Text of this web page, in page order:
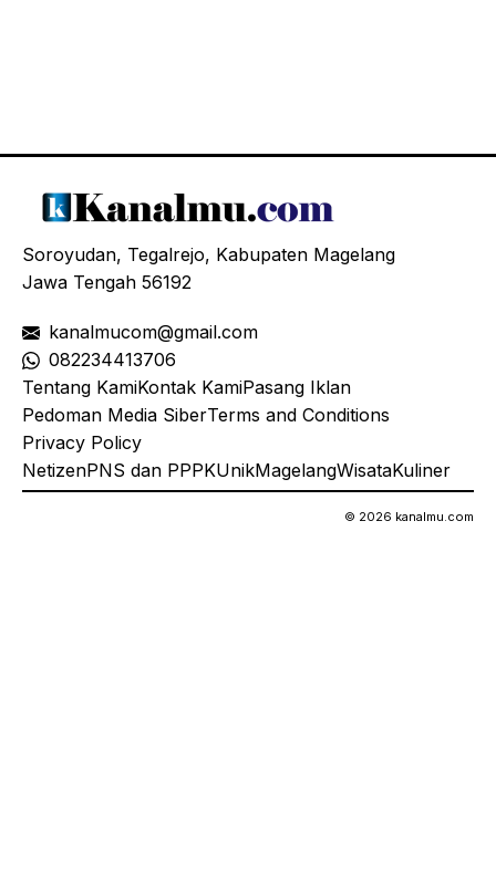
Soroyudan, Tegalrejo, Kabupaten Magelang
Jawa Tengah 56192
kanalmucom@gmail.com
082234413706
Tentang KamiKontak KamiPasang Iklan
Pedoman Media SiberTerms and Conditions
Privacy Policy
NetizenPNS dan PPPKUnikMagelangWisataKuliner
© 2026 kanalmu.com